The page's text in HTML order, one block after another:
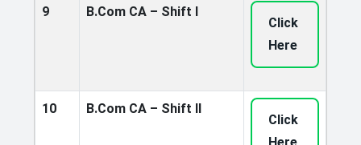
9 B.Com CA – Shift I
Click
Here
10 B.Com CA – Shift II
Click